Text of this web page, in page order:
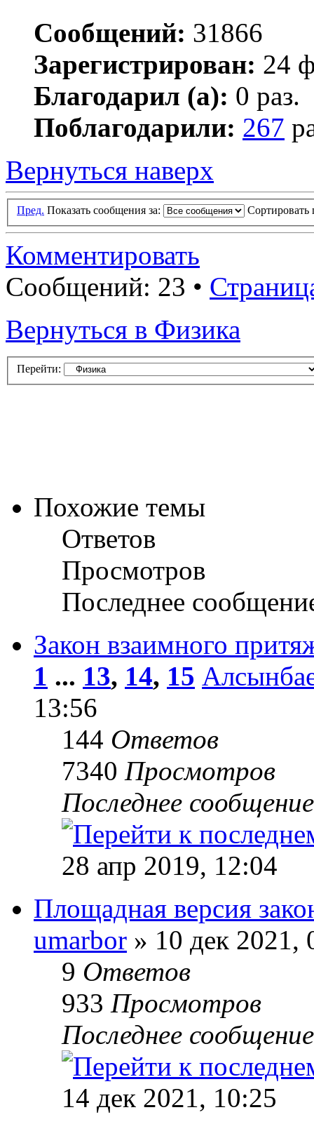
Сообщений: 31866
Зарегистрирован: 24
Благодарил (а): 0 раз.
Поблагодарили: 267
Вернуться наверх
Пред. Показать сообщения за: Сортировать
Комментировать
Сообщений: 23 •
Вернуться в Физика
Перейти:
Похожие темы
Ответов
Просмотров
Последнее
Закон взаимного
1 ... 13, 14, 15
13:56
144 Ответов
7340 Просмотров
Последнее
28 апр 2019, 12:04
Площадная версия
umarbor » 10 дек 2021,
9 Ответов
933 Просмотров
Последнее
14 дек 2021, 10:25